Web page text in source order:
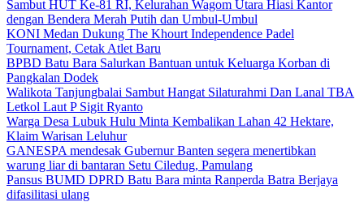
Sambut HUT Ke-81 RI, Kelurahan Wagom Utara Hiasi Kantor
dengan Bendera Merah Putih dan Umbul-Umbul
KONI Medan Dukung The Khourt Independence Padel
Tournament, Cetak Atlet Baru
BPBD Batu Bara Salurkan Bantuan untuk Keluarga Korban di
Pangkalan Dodek
Walikota Tanjungbalai Sambut Hangat Silaturahmi Dan Lanal TBA
Letkol Laut P Sigit Ryanto
Warga Desa Lubuk Hulu Minta Kembalikan Lahan 42 Hektare,
Klaim Warisan Leluhur
GANESPA mendesak Gubernur Banten segera menertibkan
warung liar di bantaran Setu Ciledug, Pamulang
Pansus BUMD DPRD Batu Bara minta Ranperda Batra Berjaya
difasilitasi ulang